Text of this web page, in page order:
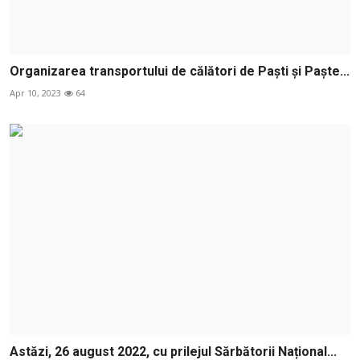
Organizarea transportului de călători de Paști și Paşte...
Apr 10, 2023 64
Astăzi, 26 august 2022, cu prilejul Sărbătorii Național...